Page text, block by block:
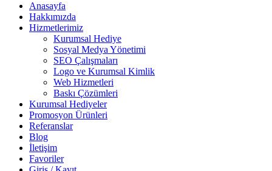
Anasayfa
Hakkımızda
Hizmetlerimiz
Kurumsal Hediye
Sosyal Medya Yönetimi
SEO Çalışmaları
Logo ve Kurumsal Kimlik
Web Hizmetleri
Baskı Çözümleri
Kurumsal Hediyeler
Promosyon Ürünleri
Referanslar
Blog
İletişim
Favoriler